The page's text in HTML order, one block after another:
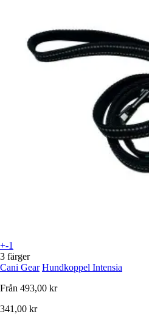
+-1
3 färger
Cani Gear Hundkoppel Intensia
Från 493,00 kr
341,00 kr